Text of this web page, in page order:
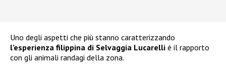
Uno degli aspetti che più stanno caratterizzando
l’esperienza filippina di Selvaggia Lucarelli è il rapporto
con gli animali randagi della zona.